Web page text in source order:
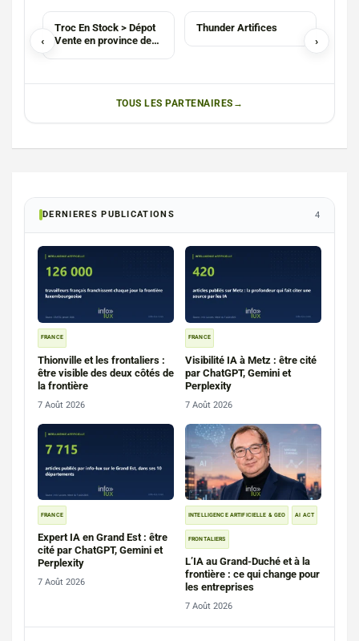
‹ ›
Troc En Stock > Dépot
Vente en province de
Thunder Artifices
TOUS LES PARTENAIRES
DERNIERES PUBLICATIONS 4
FRANCE
Thionville et les frontaliers :
être visible des deux côtés de
la frontière
7 Août 2026
FRANCE
Visibilité IA à Metz : être cité
par ChatGPT, Gemini et
Perplexity
7 Août 2026
FRANCE
Expert IA en Grand Est : être
cité par ChatGPT, Gemini et
Perplexity
7 Août 2026
INTELLIGENCE ARTIFICIELLE & GEO AI ACT
FRONTALIERS
L’IA au Grand-Duché et à la
frontière : ce qui change pour
les entreprises
7 Août 2026